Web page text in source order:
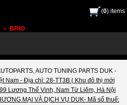
(0) items
» BRIO
AUTO TUNING PARTS DUK -
Nam - Địa chỉ: 28-TT3B ( Khu đô thị mới
Lương Thế Vinh, Nam Từ Liêm, Hà Nội
MẠI VÀ DỊCH VỤ DUK- Mã số thuế: